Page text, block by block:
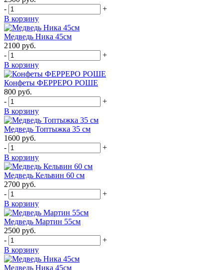
-
+
В корзину
Медведь Ника 45см
2100 руб.
-
+
В корзину
Конфеты ФЕРРЕРО РОШЕ
800 руб.
-
+
В корзину
Медведь Топтыжка 35 см
1600 руб.
-
+
В корзину
Медведь Кельвин 60 см
2700 руб.
-
+
В корзину
Медведь Мартин 55см
2500 руб.
-
+
В корзину
Медведь Ника 45см